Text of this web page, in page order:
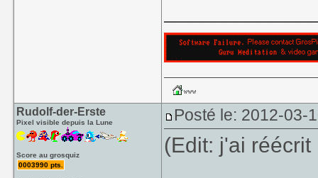
Rudolf-der-Erste
Pixel visible depuis la Lune
Score au grosquiz
0003990 pts.
Posté le: 2012-03-
(Edit: j'ai